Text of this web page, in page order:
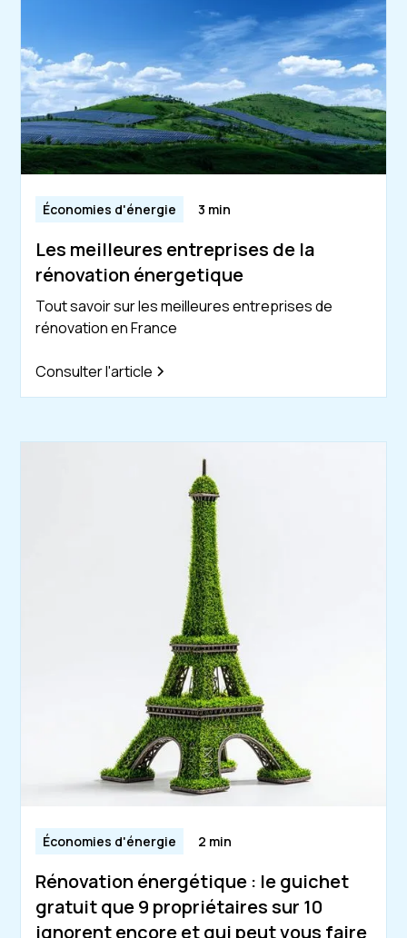
Économies d'énergie 3 min
Les meilleures entreprises de la
rénovation énergetique
Tout savoir sur les meilleures entreprises de
rénovation en France
Consulter l'article
Économies d'énergie 2 min
Rénovation énergétique : le guichet
gratuit que 9 propriétaires sur 10
ignorent encore et qui peut vous faire